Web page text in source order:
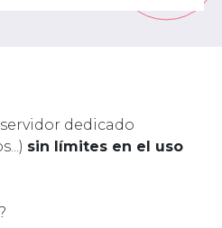
dedicado
sin límites en el uso